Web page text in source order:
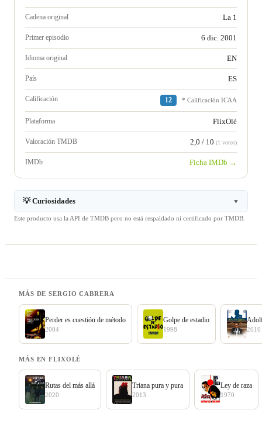
Cadena original La 1
Primer episodio 6 dic. 2001
Idioma original EN
País ES
Calificación 12 * Calificación ICAA
Plataforma FlixOlé
Valoración TMDB 2,0 / 10 (1 votos)
IMDb Ficha IMDb →
💡 Curiosidades ▼
Este producto usa la API de TMDB pero no está respaldado ni certificado por TMDB.
MÁS DE SERGIO CABRERA
Perder es cuestión de método
2004
Golpe de estadio
1998 2010
MÁS EN FLIXOLÉ
Rutas del más allá
2020
Triana pura y pura
2013
Ley de raza
1970